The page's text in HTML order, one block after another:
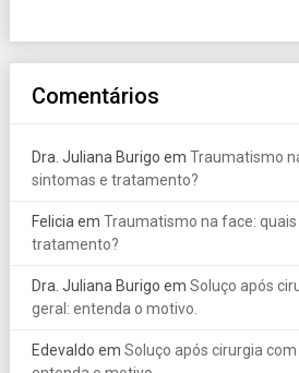
Comentários
Dra. Juliana Burigo em Traumatismo
sintomas e tratamento?
Felicia em Traumatismo na face:
tratamento?
Dra. Juliana Burigo em Soluço após
geral: entenda o motivo.
Edevaldo em Soluço após cirurgia